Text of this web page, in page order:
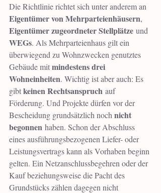
Die Richtlinie richtet sich unter anderem an
Eigentümer von Mehrparteienhäusern,
Eigentümer zugeordneter Stellplätze und
WEGs. Als Mehrparteienhaus gilt ein
überwiegend zu Wohnzwecken genutztes
Gebäude mit mindestens drei
Wohneinheiten. Wichtig ist aber auch: Es
gibt keinen Rechtsanspruch auf
Förderung. Und Projekte dürfen vor der
Bescheidung grundsätzlich noch nicht
begonnen haben. Schon der Abschluss
eines ausführungsbezogenen Liefer- oder
Leistungsvertrags kann als Vorhaben beginn
gelten. Ein Netzanschlussbegehren oder der
Kauf beziehungsweise die Pacht des
Grundstücks zählen dagegen nicht